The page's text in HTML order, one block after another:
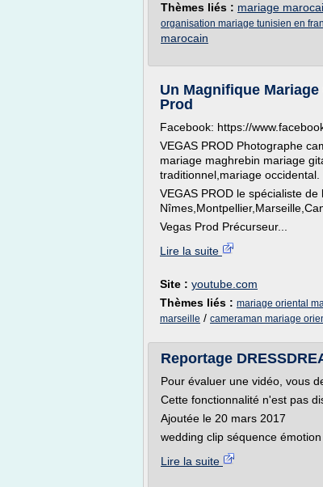
Thèmes liés : mariage
organisation mariage tunisien en
marocain
Un Magnifique
Prod
Facebook: https://
VEGAS PROD Photographe
mariage maghrebin mariage
traditionnel,mariage occidental.
VEGAS PROD le spécialiste
Vegas Prod Précurseur...
Lire la suite
Site : youtube.com
Thèmes liés : mariage oriental
marseille / cameraman mariage
Reportage
Pour évaluer une vidéo, vous
Cette fonctionnalité n'est pas
Ajoutée le 20 mars 2017
wedding clip séquence
Lire la suite